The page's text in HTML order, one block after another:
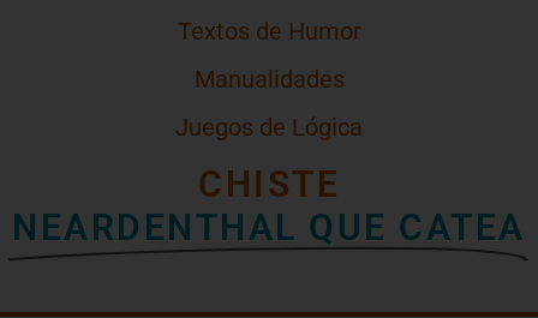
Textos de Humor
Manualidades
Juegos de Lógica
CHISTE
NEARDENTHAL QUE CATEA